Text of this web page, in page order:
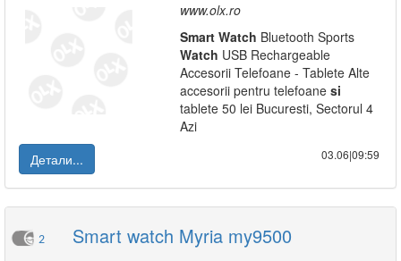
www.olx.ro
Smart Watch Bluetooth Sports
Watch USB Rechargeable
Accesorii Telefoane - Tablete Alte
accesorii pentru telefoane si
tablete 50 lei Bucuresti, Sectorul 4
Azi
Детали...
03.06|09:59
2 Smart watch Myria my9500